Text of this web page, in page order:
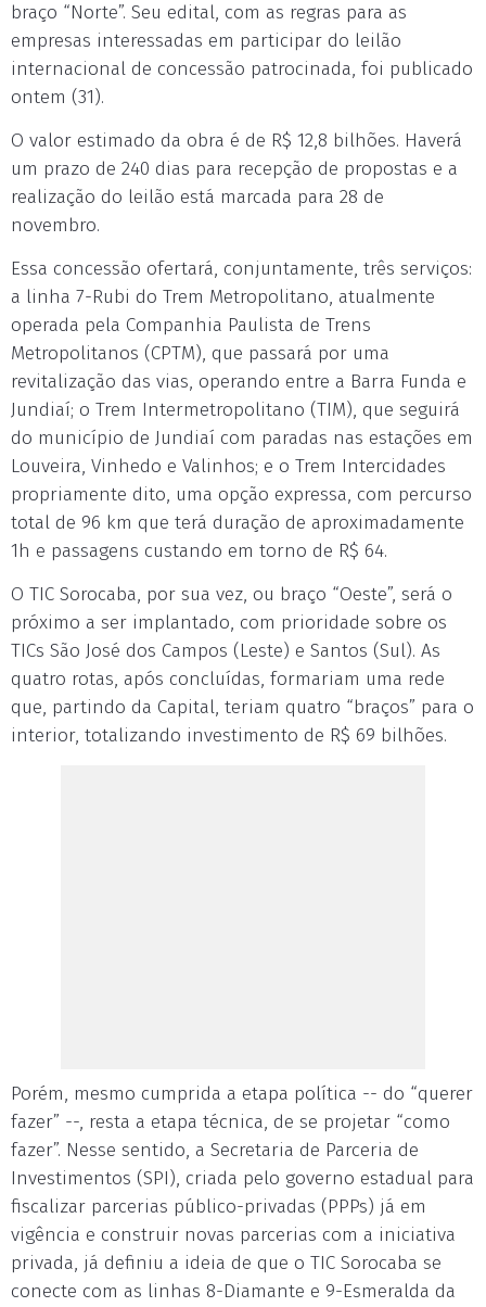
braço “Norte”. Seu edital, com as regras para as
empresas interessadas em participar do leilão
internacional de concessão patrocinada, foi publicado
ontem (31).
O valor estimado da obra é de R$ 12,8 bilhões. Haverá
um prazo de 240 dias para recepção de propostas e a
realização do leilão está marcada para 28 de
novembro.
Essa concessão ofertará, conjuntamente, três serviços:
a linha 7-Rubi do Trem Metropolitano, atualmente
operada pela Companhia Paulista de Trens
Metropolitanos (CPTM), que passará por uma
revitalização das vias, operando entre a Barra Funda e
Jundiaí; o Trem Intermetropolitano (TIM), que seguirá
do município de Jundiaí com paradas nas estações em
Louveira, Vinhedo e Valinhos; e o Trem Intercidades
propriamente dito, uma opção expressa, com percurso
total de 96 km que terá duração de aproximadamente
1h e passagens custando em torno de R$ 64.
O TIC Sorocaba, por sua vez, ou braço “Oeste”, será o
próximo a ser implantado, com prioridade sobre os
TICs São José dos Campos (Leste) e Santos (Sul). As
quatro rotas, após concluídas, formariam uma rede
que, partindo da Capital, teriam quatro “braços” para o
interior, totalizando investimento de R$ 69 bilhões.
Porém, mesmo cumprida a etapa política -- do “querer
fazer” --, resta a etapa técnica, de se projetar “como
fazer”. Nesse sentido, a Secretaria de Parceria de
Investimentos (SPI), criada pelo governo estadual para
fiscalizar parcerias público-privadas (PPPs) já em
vigência e construir novas parcerias com a iniciativa
privada, já definiu a ideia de que o TIC Sorocaba se
conecte com as linhas 8-Diamante e 9-Esmeralda da